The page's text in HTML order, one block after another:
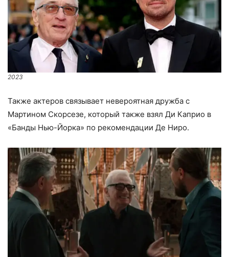
2023
Также актеров связывает невероятная дружба с
Мартином Скорсезе, который также взял Ди Каприо в
«Банды Нью-Йорка» по рекомендации Де Ниро.